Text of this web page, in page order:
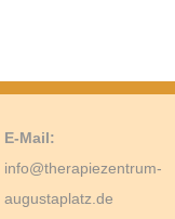
E-Mail:
info@therapiezentrum-
augustaplatz.de